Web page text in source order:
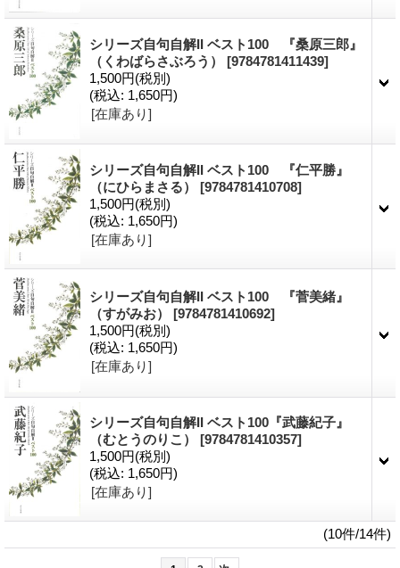
シリーズ自句自解II ベスト100 『桑原三郎』
（くわばらさぶろう） [9784781411439]
1,500円(税別)
(税込: 1,650円)
[在庫あり]
シリーズ自句自解II ベスト100 『仁平勝』
（にひらまさる） [9784781410708]
1,500円(税別)
(税込: 1,650円)
[在庫あり]
シリーズ自句自解II ベスト100 『菅美緒』
（すがみお） [9784781410692]
1,500円(税別)
(税込: 1,650円)
[在庫あり]
シリーズ自句自解II ベスト100『武藤紀子』
（むとうのりこ） [9784781410357]
1,500円(税別)
(税込: 1,650円)
[在庫あり]
(10件/14件)